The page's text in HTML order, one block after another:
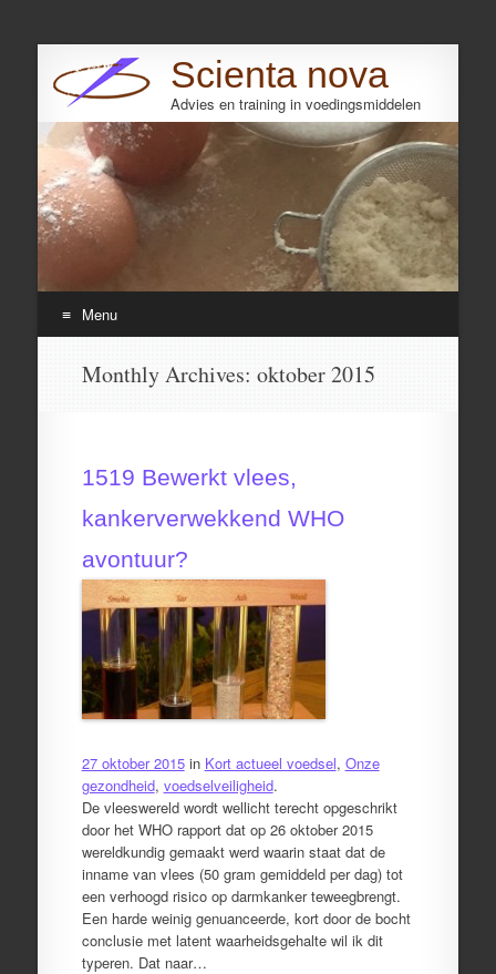
Scienta nova
Advies en training in voedingsmiddelen
Search
Menu
Monthly Archives: oktober 2015
1519 Bewerkt vlees,
kankerverwekkend WHO
avontuur?
27 oktober 2015in Kort actueel voedsel, Onze
gezondheid, voedselveiligheid.
De vleeswereld wordt wellicht terecht opgeschrikt
door het WHO rapport dat op 26 oktober 2015
wereldkundig gemaakt werd waarin staat dat de
inname van vlees (50 gram gemiddeld per dag) tot
een verhoogd risico op darmkanker teweegbrengt.
Een harde weinig genuanceerde, kort door de bocht
conclusie met latent waarheidsgehalte wil ik dit
typeren. Dat naar…